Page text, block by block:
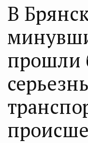
В
прошли